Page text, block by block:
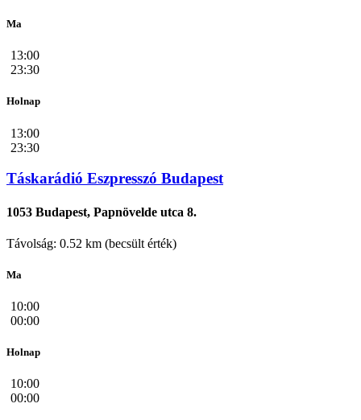
Ma
13:00
23:30
Holnap
13:00
23:30
Táskarádió Eszpresszó Budapest
1053 Budapest, Papnövelde utca 8.
Távolság: 0.52 km (becsült érték)
Ma
10:00
00:00
Holnap
10:00
00:00